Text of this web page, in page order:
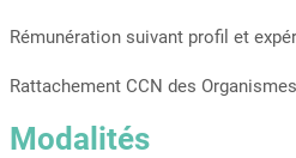
Rémunération suivant profil et
Rattachement CCN des
Modalités